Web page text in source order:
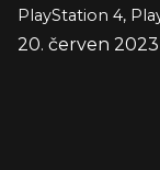
PlayStation 4,
20. červen 2023